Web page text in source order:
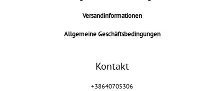
Versandinformationen
Allgemeine Geschäftsbedingungen
Kontakt
+38640705306